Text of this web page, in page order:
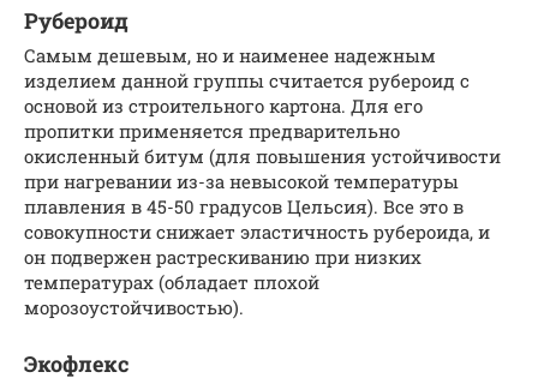
Рубероид
Самым дешевым, но и наименее надежным
изделием данной группы считается рубероид с
основой из строительного картона. Для его
пропитки применяется предварительно
окисленный битум (для повышения устойчивости
при нагревании из-за невысокой температуры
плавления в 45-50 градусов Цельсия). Все это в
совокупности снижает эластичность рубероида, и
он подвержен растрескиванию при низких
температурах (обладает плохой
морозоустойчивостью).
Экофлекс